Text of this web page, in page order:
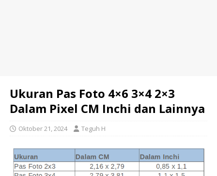
Ukuran Pas Foto 4×6 3×4 2×3
Dalam Pixel CM Inchi dan Lainnya
Oktober 21, 2024 Teguh H